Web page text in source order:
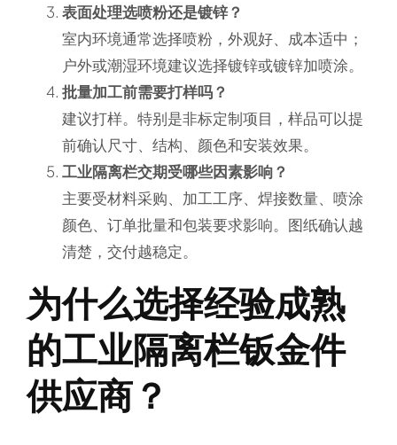
表面处理选喷粉还是镀锌？
室内环境通常选择喷粉，外观好、成本适中；
户外或潮湿环境建议选择镀锌或镀锌加喷涂。
批量加工前需要打样吗？
建议打样。特别是非标定制项目，样品可以提
前确认尺寸、结构、颜色和安装效果。
工业隔离栏交期受哪些因素影响？
主要受材料采购、加工工序、焊接数量、喷涂
颜色、订单批量和包装要求影响。图纸确认越
清楚，交付越稳定。
为什么选择经验成熟
的工业隔离栏钣金件
供应商？